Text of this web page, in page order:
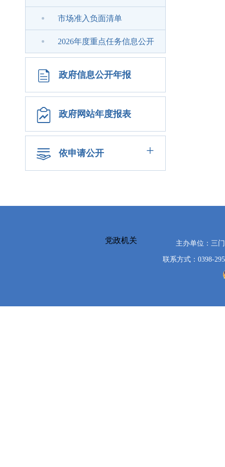
市场准入负面清单
2026年度重点任务信息公开
政府信息公开年报
政府网站年度报表
依申请公开 +
党政机关 主办单位：三
联系方式：0398-